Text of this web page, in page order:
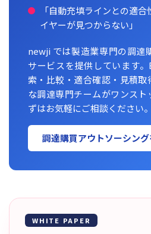
「自動充填ラインとの適
イヤーが見つからない」
newji では製造業専門の調達
サービスを提供しています
索・比較・適合確認・見積取
な調達専門チームがワンスト
ずはお気軽にご相談ください。
調達購買アウトソーシン
WHITE PAPER